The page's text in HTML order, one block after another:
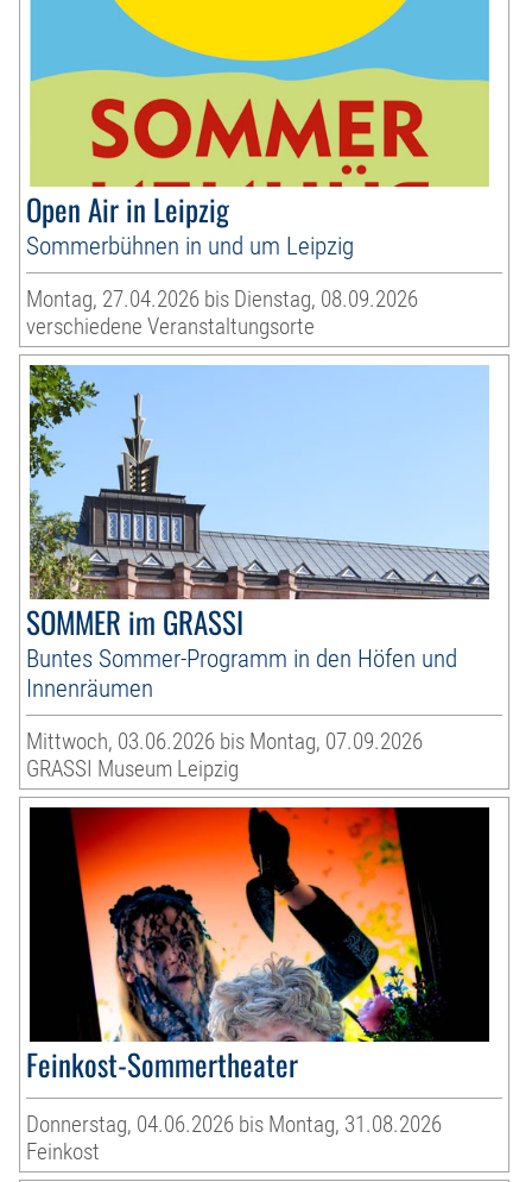
Open Air in Leipzig
Sommerbühnen in und um Leipzig
Montag, 27.04.2026 bis Dienstag, 08.09.2026
verschiedene Veranstaltungsorte
SOMMER im GRASSI
Buntes Sommer-Programm in den Höfen und
Innenräumen
Mittwoch, 03.06.2026 bis Montag, 07.09.2026
GRASSI Museum Leipzig
Feinkost-Sommertheater
Donnerstag, 04.06.2026 bis Montag, 31.08.2026
Feinkost